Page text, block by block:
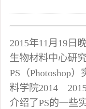
2015年11月19日
生物材料中心研
PS（Photoshop
料学院
介绍了PS的一些